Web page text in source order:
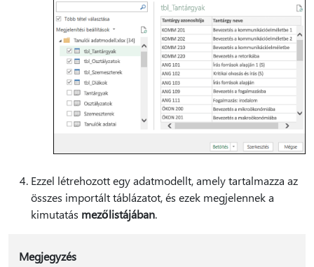
Ezzel létrehozott egy adatmodellt, amely tartalmazza az
összes importált táblázatot, és ezek megjelennek a
kimutatás mezőlistájában.
Megjegyzés